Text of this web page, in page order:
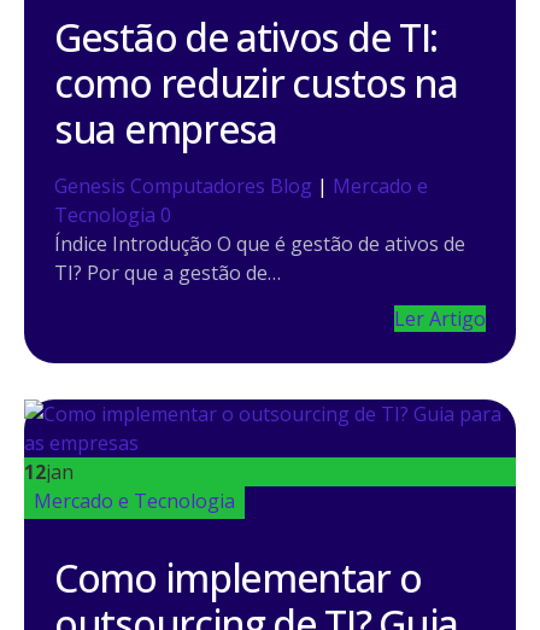
Gestão de ativos de TI:
como reduzir custos na
sua empresa
Genesis Computadores Blog | Mercado e
Tecnologia 0
Índice Introdução O que é gestão de ativos de
TI? Por que a gestão de…
Ler Artigo
12jan
Mercado e Tecnologia
Como implementar o